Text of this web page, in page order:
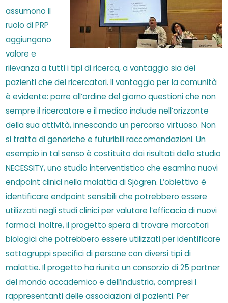
assumono il
ruolo di PRP
aggiungono
valore e
rilevanza a tutti i tipi di ricerca, a vantaggio sia dei
pazienti che dei ricercatori. Il vantaggio per la comunità
è evidente: porre all’ordine del giorno questioni che non
sempre il ricercatore e il medico include nell’orizzonte
della sua attività, innescando un percorso virtuoso. Non
si tratta di generiche e futuribili raccomandazioni. Un
esempio in tal senso è costituito dai risultati dello studio
NECESSITY, uno studio interventistico che esamina nuovi
endpoint clinici nella malattia di Sjögren. L’obiettivo è
identificare endpoint sensibili che potrebbero essere
utilizzati negli studi clinici per valutare l’efficacia di nuovi
farmaci. Inoltre, il progetto spera di trovare marcatori
biologici che potrebbero essere utilizzati per identificare
sottogruppi specifici di persone con diversi tipi di
malattie. Il progetto ha riunito un consorzio di 25 partner
del mondo accademico e dell’industria, compresi i
rappresentanti delle associazioni di pazienti. Per